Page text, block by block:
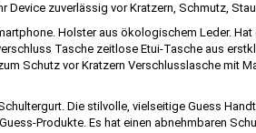
zuverlässig vor Kratzern, Schmutz,
Holster aus ökologischem Leder.
Tasche zeitlose Etui-Tasche aus
Schutz vor Kratzern Verschlusslasche mit
Die stilvolle, vielseitige Guess
Produkte. Es hat einen abnehmbaren